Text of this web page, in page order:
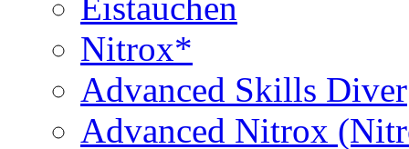
Nitrox*
Advanced Skills Diver
Advanced Nitrox